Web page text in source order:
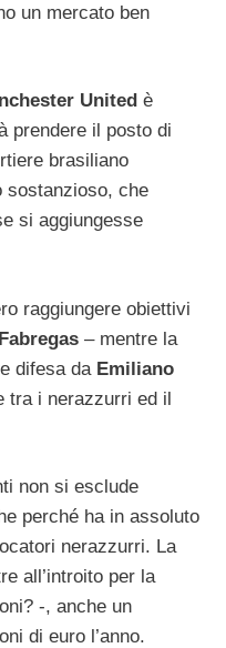
un mercato ben
United è
prendere il posto di
brasiliano
sostanzioso, che
si aggiungesse
raggiungere obiettivi
– mentre la
difesa da Emiliano
tra i nerazzurri ed il
non si esclude
perché ha in assoluto
nerazzurri. La
all’introito per la
-, anche un
di euro l’anno.